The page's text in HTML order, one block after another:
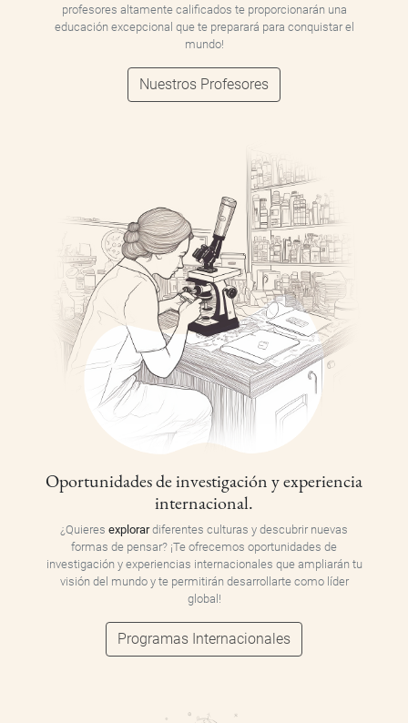
profesores altamente calificados te proporcionarán una
educación excepcional que te preparará para conquistar el
mundo!
Nuestros Profesores
Oportunidades de investigación y experiencia
internacional.
¿Quieres explorardiferentes culturas y descubrir nuevas
formas de pensar? ¡Te ofrecemos oportunidades de
investigación y experiencias internacionales que ampliarán tu
visión del mundo y te permitirán desarrollarte como líder
global!
Programas Internacionales